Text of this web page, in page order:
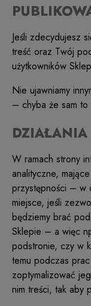
Jeśli zdecydujesz
treść oraz Twój
użytkowników
Nie ujawniamy
– chyba że sam to
W ramach strony
analityczne,
przystępności – w
miejsce, jeśli
będziemy brać
Sklepie – a więc
podstronie, czy w
temu podczas
zoptymalizować
nim treści, tak aby